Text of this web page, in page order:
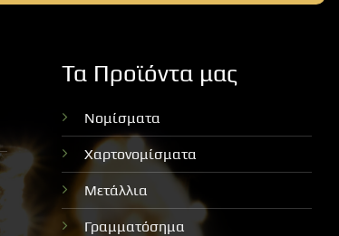
Τα Προϊόντα μας
Νομίσματα
Χαρτονομίσματα
Μετάλλια
Γραμματόσημα